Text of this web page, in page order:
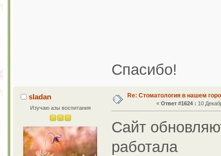
Спасибо!
sladan
Изучаю азы воспитания
Re: Стоматология в нашем
« Ответ #1624 : 10
Сайт
работала